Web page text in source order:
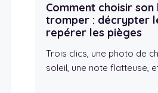
Comment choisir son
tromper : décrypter
repérer les pièges
Trois clics, une photo de
soleil, une note flatteuse,